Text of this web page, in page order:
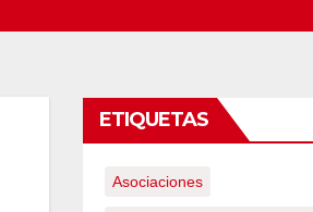
ETIQUETAS
Asociaciones